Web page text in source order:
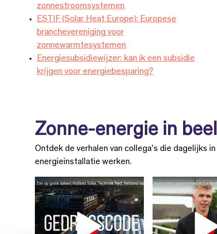
zonnestroomsystemen
ESTIF (Solar Heat Europe): Europese
branchevereniging voor
zonnewarmtesystemen
Energiesubsidiewijzer: kan ik een subsidie
krijgen voor energiebesparing?
Zonne-energie in
Ontdek de verhalen van collega's die dagelijks
energieinstallatie werken.